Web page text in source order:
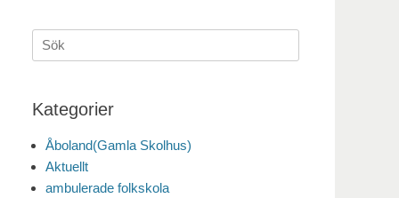
Sök
efter:
Kategorier
Åboland(Gamla Skolhus)
Aktuellt
ambulerade folkskola